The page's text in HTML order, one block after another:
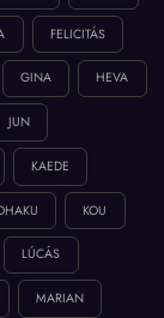
FELICITÁS
GINA HEVA
JUN
KAEDE
KOU
LÚCÁS
MARIAN